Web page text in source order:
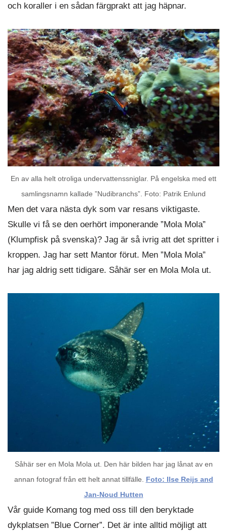
och koraller i en sådan färgprakt att jag häpnar.
En av alla helt otroliga undervattenssniglar. På engelska med ett
samlingsnamn kallade ”Nudibranchs”. Foto: Patrik Enlund
Men det vara nästa dyk som var resans viktigaste.
Skulle vi få se den oerhört imponerande ”Mola Mola”
(Klumpfisk på svenska)? Jag är så ivrig att det spritter i
kroppen. Jag har sett Mantor förut. Men ”Mola Mola”
har jag aldrig sett tidigare. Såhär ser en Mola Mola ut.
Såhär ser en Mola Mola ut. Den här bilden har jag lånat av en
annan fotograf från ett helt annat tillfälle. Foto: Ilse Reijs and
Jan-Noud Hutten
Vår guide Komang tog med oss till den beryktade
dykplatsen ”Blue Corner”. Det är inte alltid möjligt att